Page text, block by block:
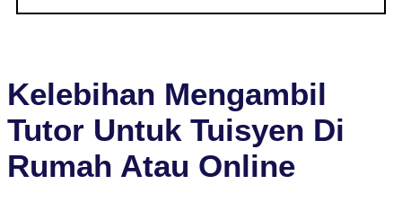
Kelebihan Mengambil
Tutor Untuk Tuisyen Di
Rumah Atau Online